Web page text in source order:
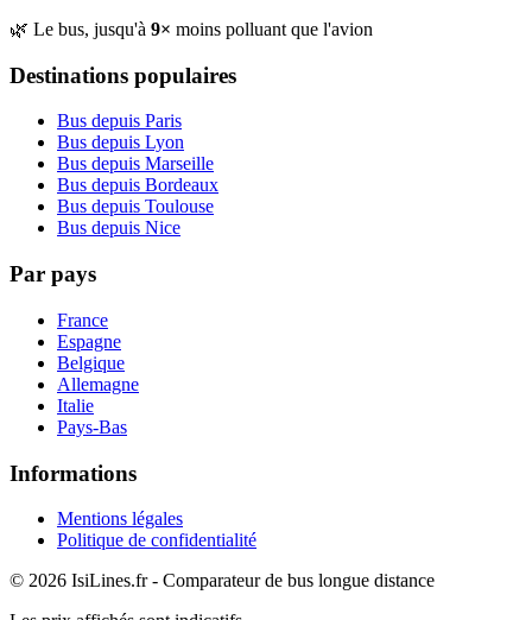
🌿 Le bus, jusqu'à 9× moins polluant que l'avion
Destinations populaires
Bus depuis Paris
Bus depuis Lyon
Bus depuis Marseille
Bus depuis Bordeaux
Bus depuis Toulouse
Bus depuis Nice
Par pays
France
Espagne
Belgique
Allemagne
Italie
Pays-Bas
Informations
Mentions légales
Politique de confidentialité
© 2026 IsiLines.fr - Comparateur de bus longue distance